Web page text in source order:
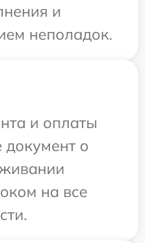
и
неполадок.
и оплаты
документ о
на все